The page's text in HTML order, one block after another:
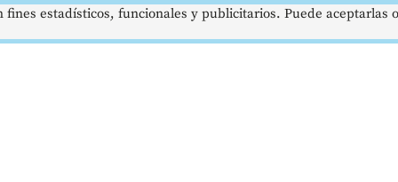
estadísticos, funcionales y publicitarios. Puede aceptarlas